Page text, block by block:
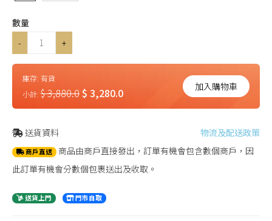
數量
-
+
庫存: 有貨
小計: $ 3,880.0$ 3,280.0 加入購物車
送貨資料 物流及配送政策
商戶直送 商品由商戶直接發出，訂單有機會包含數個商戶，因
此訂單有機會分數個包裹送出及收取。
送貨上門 門市自取